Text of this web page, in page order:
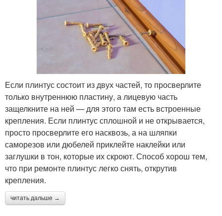
Если плинтус состоит из двух частей, то просверлите
только внутреннюю пластину, а лицевую часть
защелкните на ней — для этого там есть встроенные
крепления. Если плинтус сплошной и не открывается,
просто просверлите его насквозь, а на шляпки
саморезов или дюбелей приклейте наклейки или
заглушки в тон, которые их скроют. Способ хорош тем,
что при ремонте плинтус легко снять, открутив
крепления.
читать дальше →